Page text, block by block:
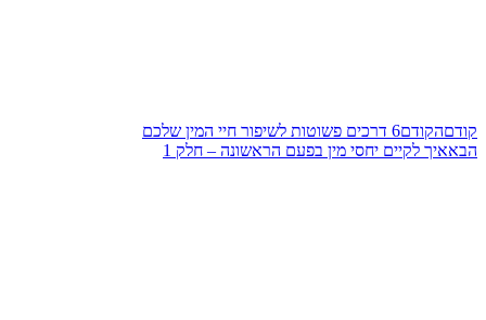
קודםהקודם6 דרכים פשוטות לשיפור חיי המין שלכם
הבאאיך לקיים יחסי מין בפעם הראשונה – חלק 1